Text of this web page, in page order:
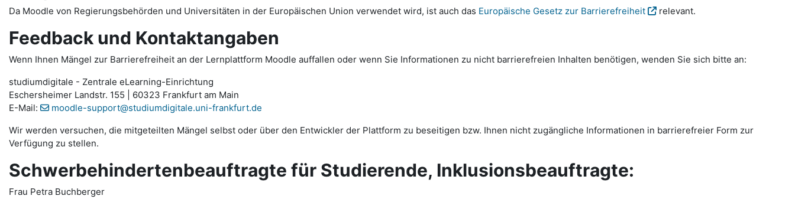
Da Moodle von Regierungsbehörden und Universitäten in der Europäischen Union verwendet wird, ist auch das Europäische Gesetz zur Barrierefreiheit relevant.
Feedback und Kontaktangaben
Wenn Ihnen Mängel zur Barrierefreiheit an der Lernplattform Moodle auffallen oder wenn Sie Informationen zu nicht barrierefreien Inhalten benötigen, wenden Sie sich bitte an:
studiumdigitale - Zentrale eLearning-Einrichtung
Eschersheimer Landstr. 155 | 60323 Frankfurt am Main
E-Mail:
moodle-support@studiumdigitale.uni-frankfurt.de
Wir werden versuchen, die mitgeteilten Mängel selbst oder über den Entwickler der Plattform zu beseitigen bzw. Ihnen nicht zugängliche Informationen in barrierefreier Form zur
Verfügung zu stellen.
Schwerbehindertenbeauftragte für Studierende, Inklusionsbeauftragte:
Frau Petra Buchberger